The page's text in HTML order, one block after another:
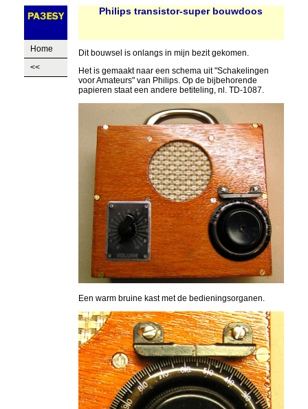
Philips transistor-super bouwdoos
Home
<<
Dit bouwsel is onlangs in mijn bezit gekomen.
Het is gemaakt naar een schema uit "Schakelingen
voor Amateurs" van Philips. Op de bijbehorende
papieren staat een andere betiteling, nl. TD-1087.
Een warm bruine kast met de bedieningsorganen.